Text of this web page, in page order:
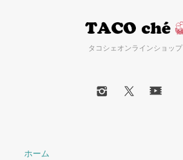
タコシェオンラインショップ
ホーム